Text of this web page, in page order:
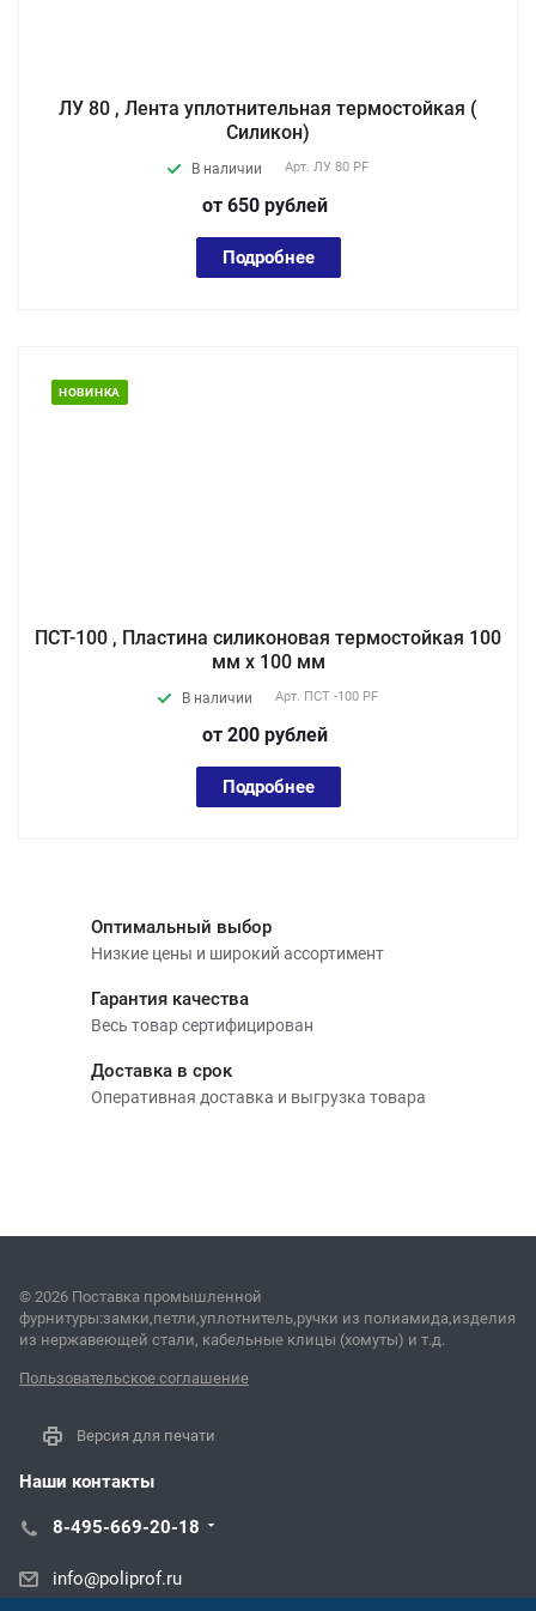
ЛУ 80 , Лента уплотнительная термостойкая (
Силикон)
В наличии Арт. ЛУ 80 PF
от 650 рублей
Подробнее
НОВИНКА
ПСТ-100 , Пластина силиконовая термостойкая 100
мм х 100 мм
В наличии Арт. ПСТ -100 PF
от 200 рублей
Подробнее
Оптимальный выбор
Низкие цены и широкий ассортимент
Гарантия качества
Весь товар сертифицирован
Доставка в срок
Оперативная доставка и выгрузка товара
© 2026 Поставка промышленной
фурнитуры:замки,петли,уплотнитель,ручки из полиамида,изделия
из нержавеющей стали, кабельные клицы (хомуты) и т.д.
Пользовательское соглашение
Версия для печати
Наши контакты
8-495-669-20-18
info@poliprof.ru